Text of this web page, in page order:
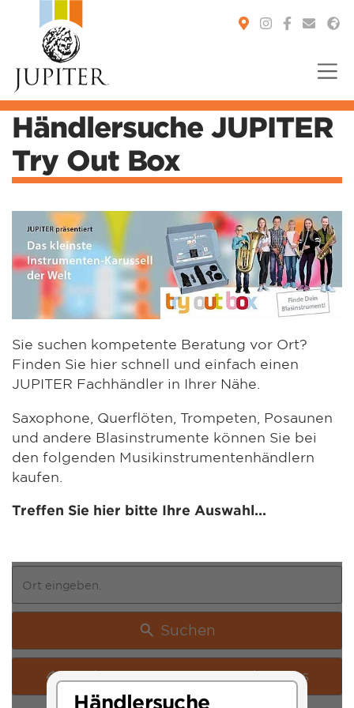
You are here:
Händlersuche JUPITER
Try Out Box
Sie suchen kompetente Beratung vor Ort?
Finden Sie hier schnell und einfach einen
JUPITER Fachhändler in Ihrer Nähe.
Saxophone, Querflöten, Trompeten, Posaunen
und andere Blasinstrumente können Sie bei
den folgenden Musikinstrumentenhändlern
kaufen.
Treffen Sie hier bitte Ihre Auswahl...
Händlersuche
Händlersuche
Suchen
Suche von meinem Standort aus